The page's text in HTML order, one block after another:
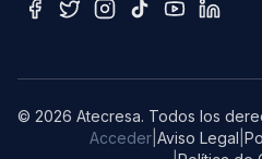
© 2026 Atecresa. Todos los
Acceder| Aviso Legal